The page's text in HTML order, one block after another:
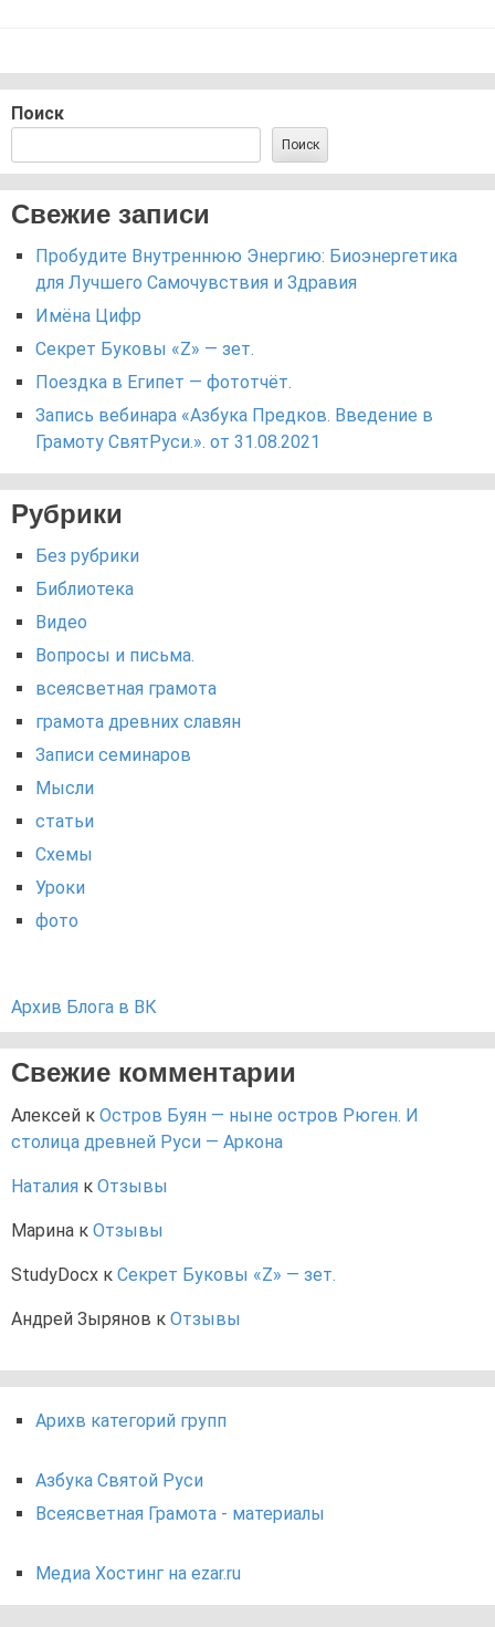
Поиск
Поиск
Свежие записи
Пробудите Внутреннюю Энергию: Биоэнергетика
для Лучшего Самочувствия и Здравия
Имёна Цифр
Секрет Буковы «Z» — зет.
Поездка в Египет — фототчёт.
Запись вебинара «Азбука Предков. Введение в
Грамоту СвятРуси.». от 31.08.2021
Рубрики
Без рубрики
Библиотека
Видео
Вопросы и письма.
всеясветная грамота
грамота древних славян
Записи семинаров
Мысли
статьи
Схемы
Уроки
фото
Архив Блога в ВК
Свежие комментарии
Алексей к Остров Буян — ныне остров Рюген. И
столица древней Руси — Аркона
Наталия к Отзывы
Марина к Отзывы
StudyDocx к Секрет Буковы «Z» — зет.
Андрей Зырянов к Отзывы
Арихв категорий групп
Азбука Святой Руси
Всеясветная Грамота - материалы
Медиа Хостинг на ezar.ru